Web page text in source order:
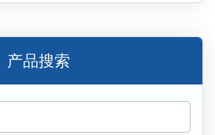
产品搜索